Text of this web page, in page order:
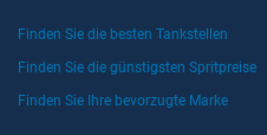
Finden Sie die besten Tankstellen
Finden Sie die günstigsten Spritpreise
Finden Sie Ihre bevorzugte Marke